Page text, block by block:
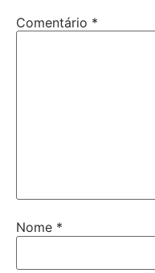
Comentário *
Nome *